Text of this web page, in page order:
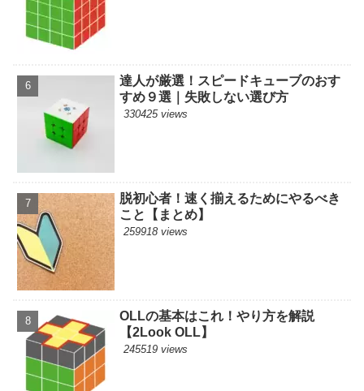
達人が厳選！スピードキューブのおす
すめ９選｜失敗しない選び方
330425 views
脱初心者！速く揃えるためにやるべき
こと【まとめ】
259918 views
OLLの基本はこれ！やり方を解説
【2Look OLL】
245519 views